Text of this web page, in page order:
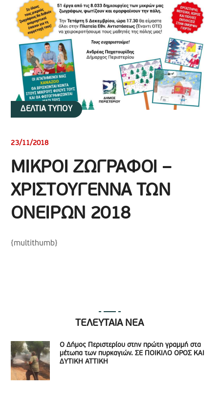
ΔΕΛΤΙΑ ΤΥΠΟΥ
23/11/2018
ΜΙΚΡΟΙ ΖΩΓΡΑΦΟΙ –
ΧΡΙΣΤΟΥΓΕΝΝΑ ΤΩΝ
ΟΝΕΙΡΩΝ 2018
{multithumb}
ΤΕΛΕΥΤΑΙΑ ΝΕΑ
Ο Δήμος Περιστερίου στην πρώτη γραμμή στα
μέτωπα των πυρκαγιών. ΣΕ ΠΟΙΚΙΛΟ ΟΡΟΣ ΚΑΙ
ΔΥΤΙΚΗ ΑΤΤΙΚΗ